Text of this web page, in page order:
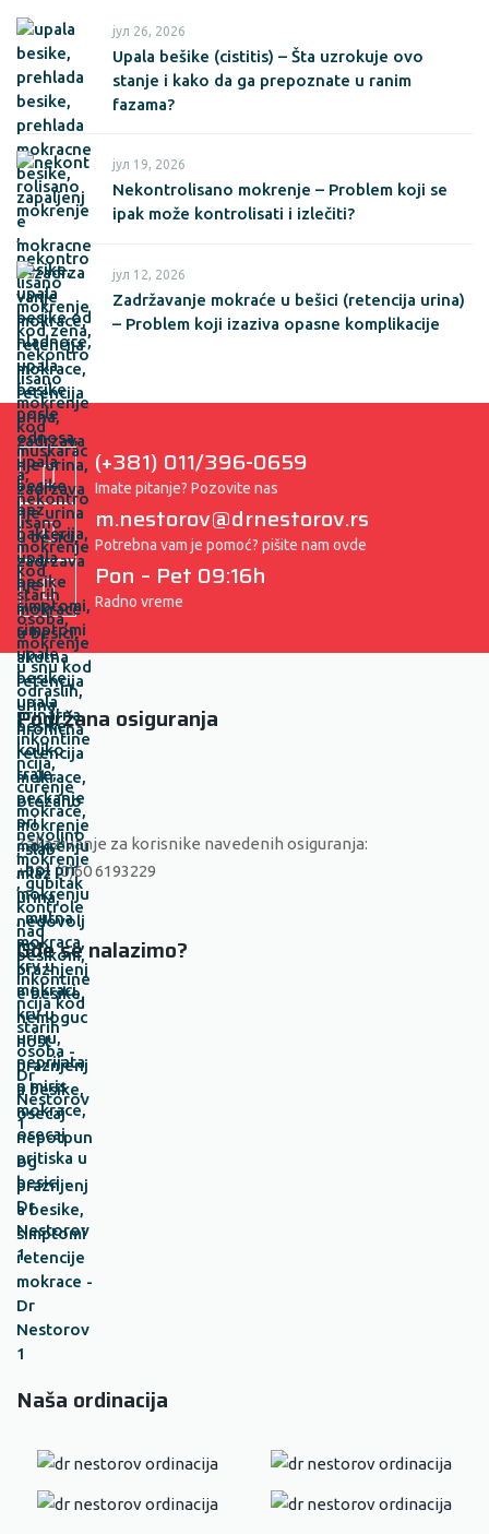
јул 26, 2026
Upala bešike (cistitis) – Šta uzrokuje ovo
stanje i kako da ga prepoznate u ranim
fazama?
јул 19, 2026
Nekontrolisano mokrenje – Problem koji se
ipak može kontrolisati i izlečiti?
јул 12, 2026
Zadržavanje mokraće u bešici (retencija urina)
– Problem koji izaziva opasne komplikacije
(+381) 011/396-0659
Imate pitanje? Pozovite nas
m.nestorov@drnestorov.rs
Potrebna vam je pomoć? pišite nam ovde
Pon – Pet 09:16h
Radno vreme
Podržana osiguranja
Zakazivanje za korisnike navedenih osiguranja:
+381 (0)60 6193229
Gde se nalazimo?
Naša ordinacija